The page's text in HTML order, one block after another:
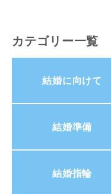
カテゴリー一覧
結婚に向けて
結婚準備
結婚指輪